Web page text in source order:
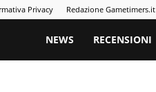
Privacy Redazione Gametimers.it
Gametimers
NEWS RECENSIONI